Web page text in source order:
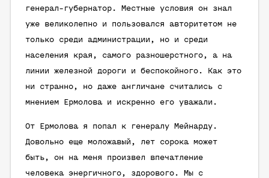
генерал-губернатор. Местные условия он знал
уже великолепно и пользовался авторитетом не
только среди администрации, но и среди
населения края, самого разношерстного, а на
линии железной дороги и беспокойного. Как это
ни странно, но даже англичане считались с
мнением Ермолова и искренно его уважали.
От Ермолова я попал к генералу Мейнарду.
Довольно еще моложавый, лет сорока может
быть, он на меня произвел впечатление
человека энергичного, здорового. Мы с